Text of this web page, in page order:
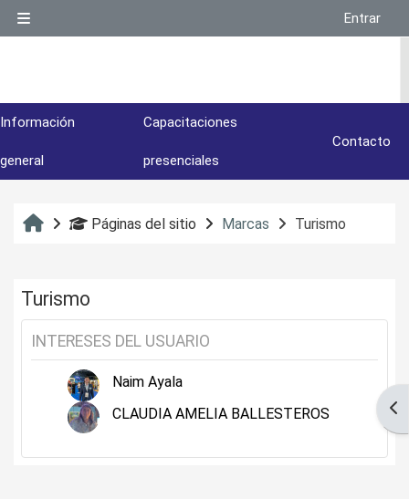
Entrar
Información
general
Capacitaciones
presenciales
Contacto
InicioPáginas del sitio Marcas Turismo
Turismo
INTERESES DEL USUARIO
Naim Ayala
CLAUDIA AMELIA BALLESTEROS